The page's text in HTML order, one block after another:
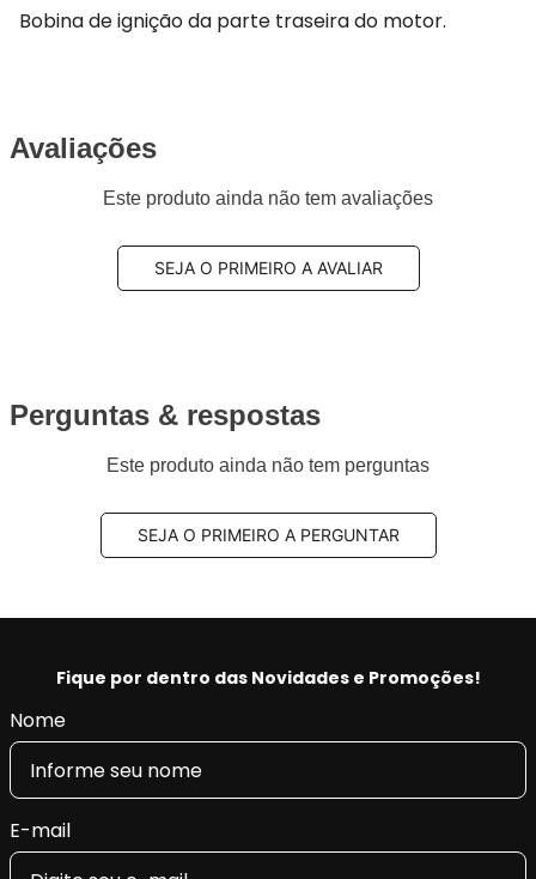
Bobina de ignição da parte traseira do motor.
Avaliações
Este produto ainda não tem avaliações
SEJA O PRIMEIRO A AVALIAR
Perguntas & respostas
Este produto ainda não tem perguntas
SEJA O PRIMEIRO A PERGUNTAR
Fique por dentro das Novidades e Promoções!
Nome
E-mail